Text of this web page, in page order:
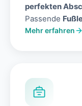
perfekten
Passende
Mehr erfahren